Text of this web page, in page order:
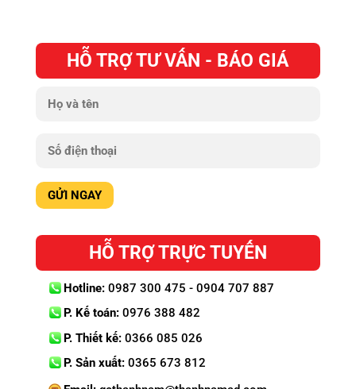
HỖ TRỢ TƯ VẤN - BÁO GIÁ
HỖ TRỢ TRỰC TUYẾN
Hotline:0987 300 475 - 0904 707 887
P. Kế toán:0976 388 482
P. Thiết kế:0366 085 026
P. Sản xuất:0365 673 812